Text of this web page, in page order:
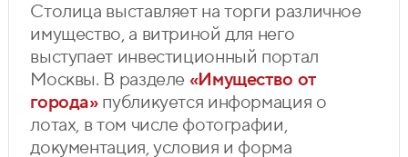
Столица выставляет на торги различное
имущество, а витриной для него
выступает инвестиционный портал
Москвы. В разделе «Имущество от
города»публикуется информация о
лотах, в том числе фотографии,
документация, условия и форма